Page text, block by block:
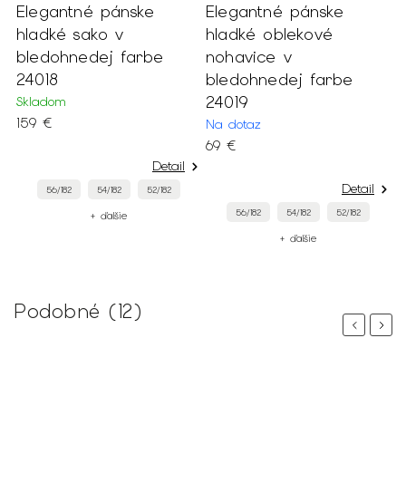
Elegantné pánske
hladké sako v
bledohnedej farbe
24018
Skladom
159 €
Detail
56/182 54/182 52/182
+ ďalšie
Elegantné pánske
hladké oblekové
nohavice v
bledohnedej farbe
24019
Na dotaz
69 €
Detail
56/182 54/182 52/182
+ ďalšie
Podobné (12)
PreviousNext